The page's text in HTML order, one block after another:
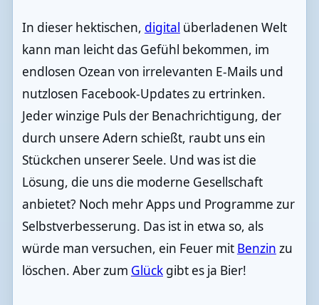
In dieser hektischen, digital überladenen Welt
kann man leicht das Gefühl bekommen, im
endlosen Ozean von irrelevanten E-Mails und
nutzlosen Facebook-Updates zu ertrinken.
Jeder winzige Puls der Benachrichtigung, der
durch unsere Adern schießt, raubt uns ein
Stückchen unserer Seele. Und was ist die
Lösung, die uns die moderne Gesellschaft
anbietet? Noch mehr Apps und Programme zur
Selbstverbesserung. Das ist in etwa so, als
würde man versuchen, ein Feuer mit Benzin zu
löschen. Aber zum Glückgibt es ja Bier!